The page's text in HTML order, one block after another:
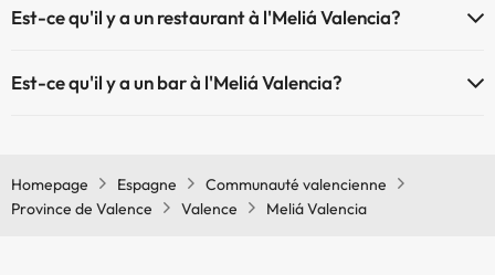
Est-ce qu'il y a un restaurant à l'Meliá Valencia?
Est-ce qu'il y a un bar à l'Meliá Valencia?
Homepage Espagne
Communauté valencienne
Province de Valence
Valence Meliá Valencia